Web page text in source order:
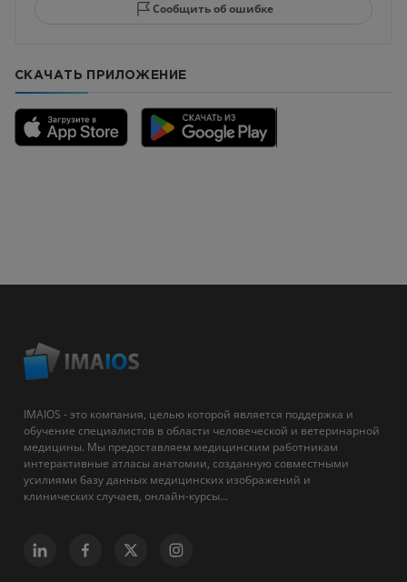
Сообщить об ошибке
СКАЧАТЬ ПРИЛОЖЕНИЕ
IMAIOS - это компания, целью которой является поддержка и
обучение специалистов в области человеческой и ветеринарной
медицины. Мы предоставляем медицинским работникам
интерактивные атласы анатомии, созданную совместными
усилиями базу данных медицинских изображений и
клинических случаев, онлайн-курсы...